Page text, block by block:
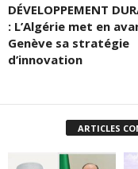
DÉVELOPPEMENT
: L’Algérie met en
Genève sa stratégie
d’innovation
ARTICLES